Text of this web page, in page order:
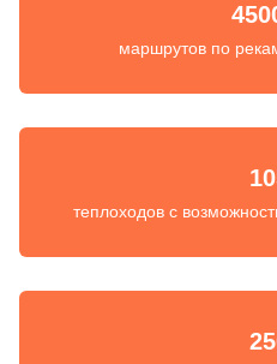
маршрутов по
теплоходов с